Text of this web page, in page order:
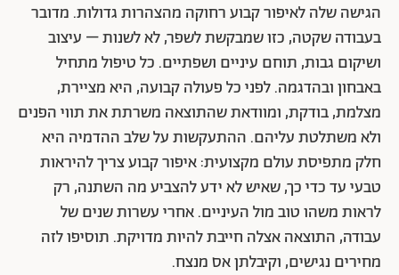
הגישה שלה לאיפור קבוע רחוקה מהצהרות גדולות. מדובר
בעבודה שקטה, כזו שמבקשת לשפר, לא לשנות – עיצוב
ושיקום גבות, תוחם עיניים ושפתיים. כל טיפול מתחיל
באבחון ובהדגמה. לפני כל פעולה קבועה, היא מציירת,
מצלמת, בודקת, ומוודאת שהתוצאה משרתת את תווי הפנים
ולא משתלטת עליהם. ההתעקשות על שלב ההדמיה היא
חלק מתפיסת עולם מקצועית: איפור קבוע צריך להיראות
טבעי עד כדי כך, שאיש לא ידע להצביע מה השתנה, רק
לראות משהו טוב מול העיניים. אחרי עשרות שנים של
עבודה, התוצאה אצלה חייבת להיות מדויקת. תוסיפו לזה
מחירים נגישים, וקיבלתן אס מנצח.